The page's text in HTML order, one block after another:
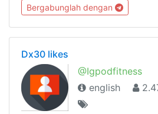
@hk852_leisure生活健康 @hk852_Life
@hk852_promote 房產租買
色情,政治,違反telegram守則聯絡請
Bergabunglah dengan
Dx30 likes
@Igpodfitness
english